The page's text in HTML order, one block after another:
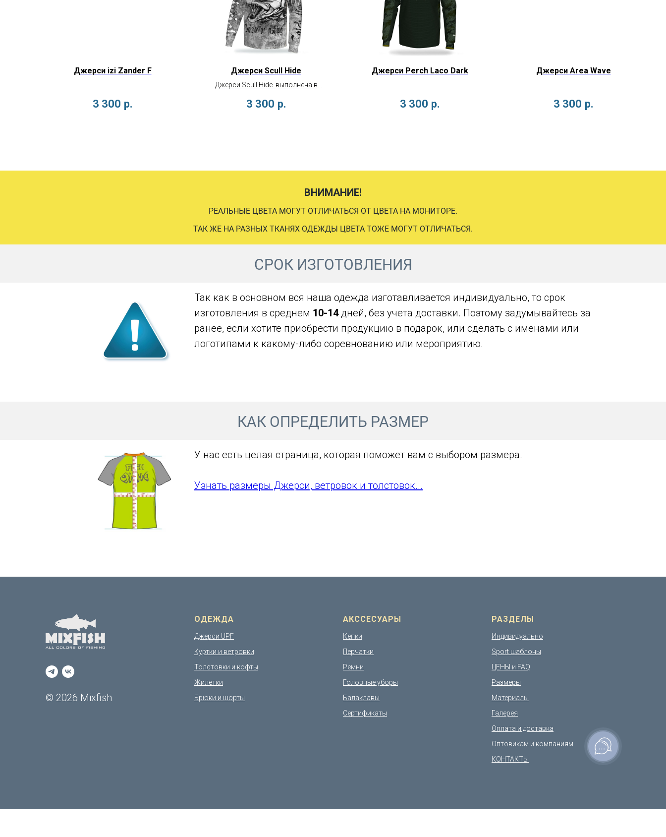
Джерси izi Zander F
3 300 р.
Джерси Scull Hide
Джерси Scull Hide. выполнена в
камуфляже Hidefish с крутыми рыбами!
3 300 р.
Джерси Perch Laco Dark
3 300 р.
Джерси Area Wave
3 300 р.
ВНИМАНИЕ!
РЕАЛЬНЫЕ ЦВЕТА МОГУТ ОТЛИЧАТЬСЯ ОТ ЦВЕТА НА МОНИТОРЕ.
ТАК ЖЕ НА РАЗНЫХ ТКАНЯХ ОДЕЖДЫ ЦВЕТА ТОЖЕ МОГУТ ОТЛИЧАТЬСЯ.
СРОК ИЗГОТОВЛЕНИЯ
Так как в основном вся наша одежда изготавливается индивидуально, то срок
изготовления в среднем 10-14дней, без учета доставки. Поэтому задумывайтесь за
ранее, если хотите приобрести продукцию в подарок, или сделать с именами или
логотипами к какому-либо соревнованию или мероприятию.
КАК ОПРЕДЕЛИТЬ РАЗМЕР
У нас есть целая страница, которая поможет вам с выбором размера.
Узнать размеры Джерси, ветровок и толстовок...
© 2026 Mixfish
ОДЕЖДА
Джерси UPF
Куртки и ветровки
Толстовки и кофты
Жилетки
Брюки и шорты
АКССЕСУАРЫ
Кепки
Перчатки
Ремни
Головные уборы
Балаклавы
Сертификаты
РАЗДЕЛЫ
Индивидуально
Sport шаблоны
ЦЕНЫ и FAQ
Размеры
Материалы
Галерея
Оплата и доставка
Оптовикам и компаниям
КОНТАКТЫ